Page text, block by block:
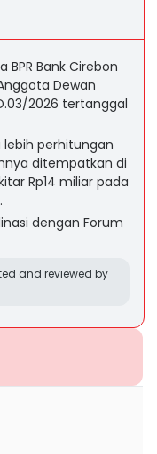
Bank Cirebon
Dewan
2026 tertanggal
perhitungan
ditempatkan di
Rp14 miliar pada
dengan Forum
and reviewed by